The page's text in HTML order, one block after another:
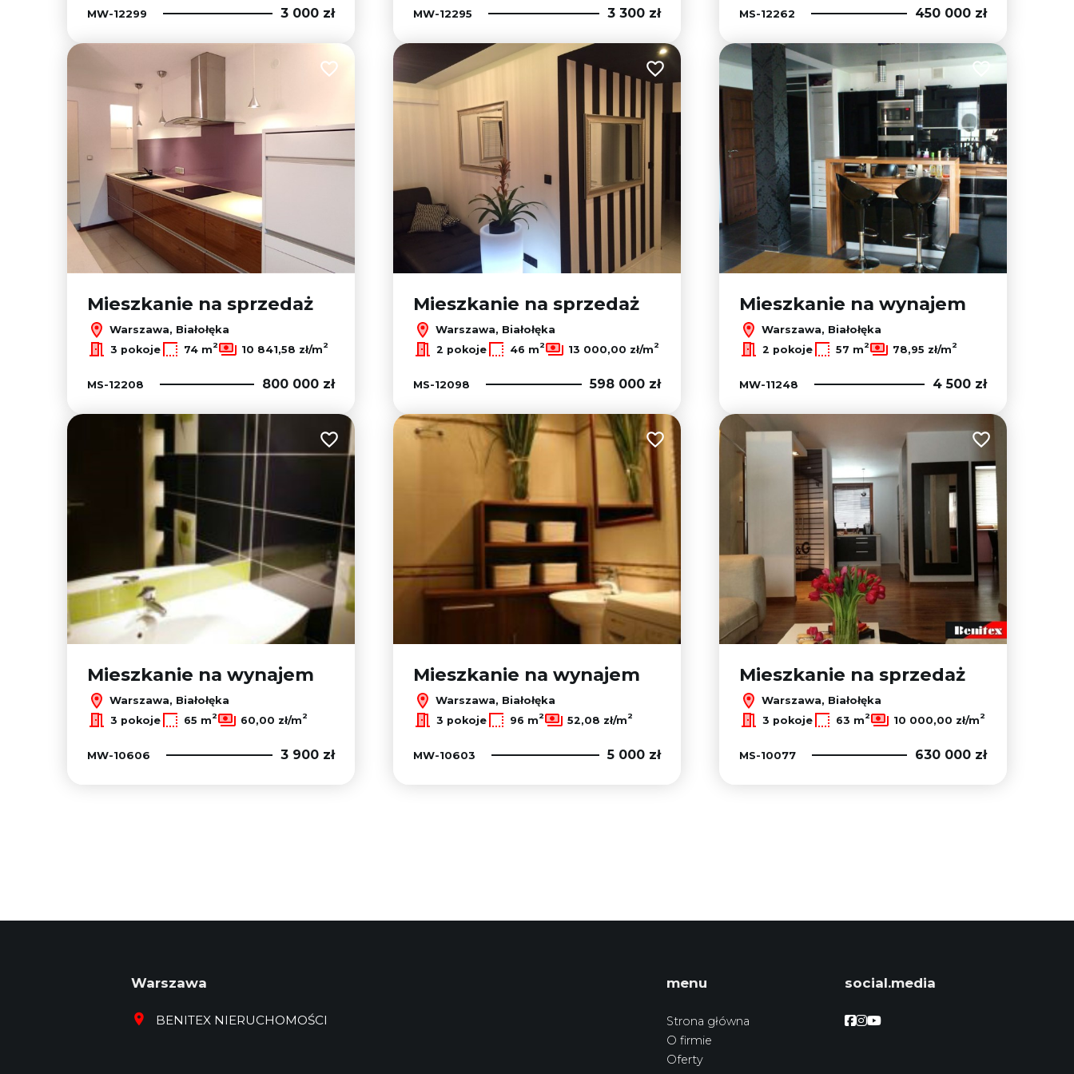
MW-12299 3 000 zł MW-12295 3 300 zł MS-12262 450 000 zł
Dodaj do ulubionych
Mieszkanie na sprzedaż
Warszawa, Białołęka
3 pokoje 74 m2 10 841,58 zł/m2
MS-12208 800 000 zł
Dodaj do ulubionych
Mieszkanie na sprzedaż
Warszawa, Białołęka
2 pokoje 46 m2 13 000,00 zł/m2
MS-12098 598 000 zł
Mieszkanie na wynajem
Warszawa, Białołęka
2 pokoje 57 m2 78,95 zł/m2
MW-11248 4 500 zł
Dodaj do ulubionych
Mieszkanie na wynajem
Warszawa, Białołęka
3 pokoje 65 m2 60,00 zł/m2
MW-10606 3 900 zł
Dodaj do ulubionych
Mieszkanie na wynajem
Warszawa, Białołęka
3 pokoje 96 m2 52,08 zł/m2
MW-10603 5 000 zł
Dodaj do
Mieszkanie na sprzedaż
Warszawa, Białołęka
3 pokoje 63 m2 10 000,00 zł/m2
MS-10077 630 000 zł
Warszawa
BENITEX NIERUCHOMOŚCI
menu
Strona główna
O firmie
Oferty
social.media
Facebook
Facebook
Facebook